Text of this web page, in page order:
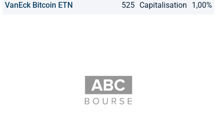
VanEck Bitcoin ETN 525 Capitalisation 1,00%